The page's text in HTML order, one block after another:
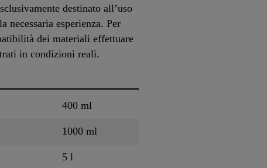
destinato all’uso
necessaria esperienza. Per
dei materiali effettuare
in condizioni reali.
400 ml
1000 ml
5 l